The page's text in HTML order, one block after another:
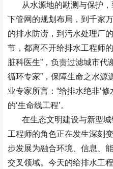
从水源地的勘测与保护
下管网的规划布局，到千家
的排水防涝，到污水处理厂
节，都离不开给排水工程师
脏科医生” ，负责过滤城市代
循环专家” ，保障生命之水源
业专家所言：“给排水绝非‘修
的‘生命线工程’。
在生态文明建设与新型
工程师的角色正在发生深刻
步发展为融合环境、信息、
交叉领域。今天的给排水工